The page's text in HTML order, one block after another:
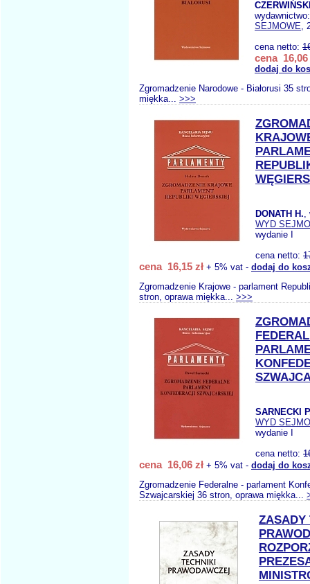
SEJMOWE,
cena netto:
cena 16,06
dodaj do
Zgromadzenie Narodowe - Białorusi 35
miękka... >>>
DONATH H.,
WYD
wydanie I
cena netto:
cena 16,15 zł + 5% vat - dodaj do
Zgromadzenie Krajowe - parlament
stron, oprawa miękka... >>>
SARNECKI
WYD
wydanie I
cena netto:
cena 16,06 zł + 5% vat - dodaj do
Zgromadzenie Federalne - parlament
Szwajcarskiej 36 stron, oprawa miękka...
ZASADY